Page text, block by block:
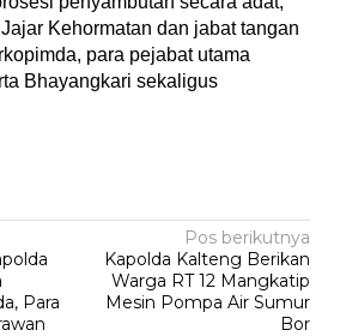
Kehormatan dan jabat tangan
para pejabat utama
Bhayangkari sekaligus
Para
Pos berikutnya
Kapolda Kalteng Berikan
Warga RT 12 Mangkatip
Mesin Pompa Air Sumur
Bor